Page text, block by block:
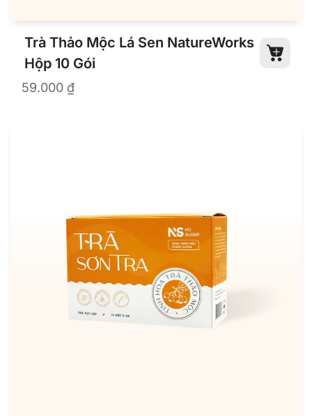
Trà Thảo Mộc Lá Sen NatureWorks
Hộp 10 Gói
59.000 ₫